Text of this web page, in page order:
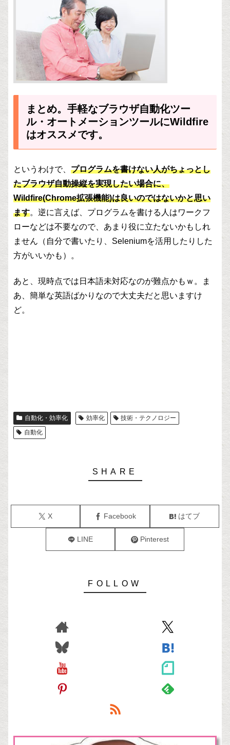
まとめ。手軽なブラウザ自動化ツー
ル・オートメーションツールにWildfire
はオススメです。
というわけで、 プログラムを書けない人がちょっとし
たブラウザ自動操縦を実現したい場合に、
Wildfire(Chrome拡張機能)は良いのではないかと思い
ます。逆に言えば、プログラムを書ける人はワークフ
ローなどは不要なので、あまり役に立たないかもしれ
ません（自分で書いたり、Seleniumを活用したりした
方がいいかも）。
あと、現時点では日本語未対応なのが難点かもｗ。ま
あ、簡単な英語ばかりなので大丈夫だと思いますけ
ど。
自動化・効率化 効率化
技術・テクノロジー
自動化
X Facebook はてブ
LINE Pinterest